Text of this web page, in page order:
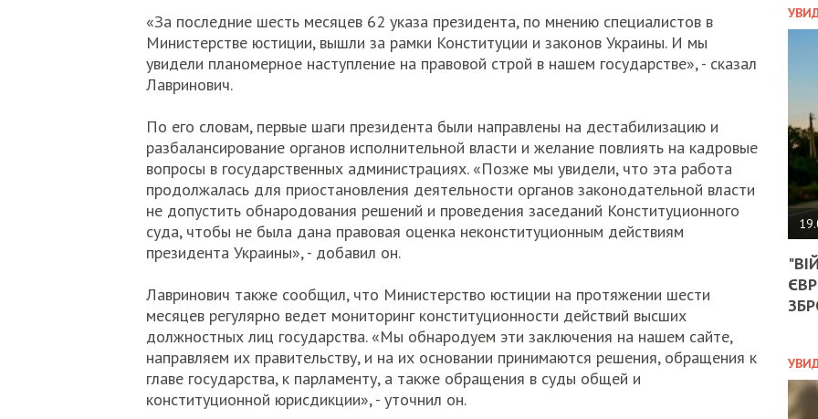
«За последние шесть месяцев 62 указа президента, по мнению специалистов в
Министерстве юстиции, вышли за рамки Конституции и законов Украины. И мы
увидели планомерное наступление на правовой строй в нашем государстве», - сказал
Лавринович.
По его словам, первые шаги президента были направлены на дестабилизацию и
разбалансирование органов исполнительной власти и желание повлиять на кадровые
вопросы в государственных администрациях. «Позже мы увидели, что эта работа
продолжалась для приостановления деятельности органов законодательной власти
не допустить обнародования решений и проведения заседаний Конституционного
суда, чтобы не была дана правовая оценка неконституционным действиям
президента Украины», - добавил он.
Лавринович также сообщил, что Министерство юстиции на протяжении шести
месяцев регулярно ведет мониторинг конституционности действий высших
должностных лиц государства. «Мы обнародуем эти заключения на нашем сайте,
направляем их правительству, и на их основании принимаются решения, обращения к
главе государства, к парламенту, а также обращения в суды общей и
конституционной юрисдикции», - уточнил он.
НА